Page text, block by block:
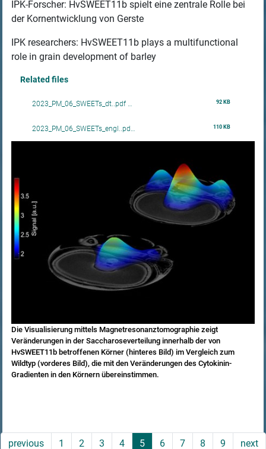
IPK-Forscher: HvSWEET11b spielt eine zentrale Rolle bei
der Kornentwicklung von Gerste
IPK researchers: HvSWEET11b plays a multifunctional
role in grain development of barley
Related files
2023_PM_06_SWEETs_dt..pdf … 92 KB
2023_PM_06_SWEETs_engl..pd… 110 KB
Die Visualisierung mittels Magnetresonanztomographie zeigt
Veränderungen in der Saccharoseverteilung innerhalb der von
HvSWEET11b betroffenen Körner (hinteres Bild) im Vergleich zum
Wildtyp (vorderes Bild), die mit den Veränderungen des Cytokinin-
Gradienten in den Körnern übereinstimmen.
previous 1 2 3 4 5 6 7 8 9 next